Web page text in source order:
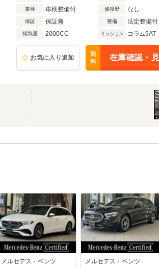
車検 車検整備付 修復歴 なし
保証 保証無 整備 法定整備付
排気量 2000CC ミッション コラム9AT
お気に入り追加
無
料
在庫確認・
メルセデス・ベンツ メルセデス・ベンツ